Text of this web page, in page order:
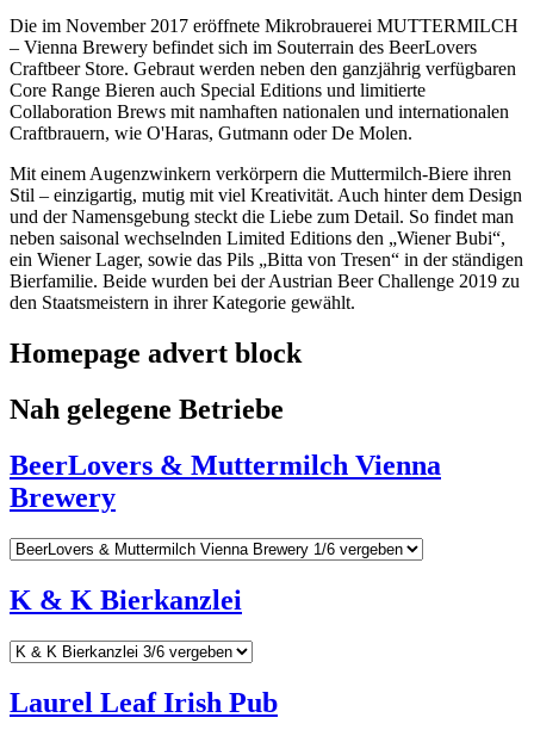
Die im November 2017 eröffnete Mikrobrauerei MUTTERMILCH
– Vienna Brewery befindet sich im Souterrain des BeerLovers
Craftbeer Store. Gebraut werden neben den ganzjährig verfügbaren
Core Range Bieren auch Special Editions und limitierte
Collaboration Brews mit namhaften nationalen und internationalen
Craftbrauern, wie O'Haras, Gutmann oder De Molen.
Mit einem Augenzwinkern verkörpern die Muttermilch-Biere ihren
Stil – einzigartig, mutig mit viel Kreativität. Auch hinter dem Design
und der Namensgebung steckt die Liebe zum Detail. So findet man
neben saisonal wechselnden Limited Editions den „Wiener Bubi“,
ein Wiener Lager, sowie das Pils „Bitta von Tresen“ in der ständigen
Bierfamilie. Beide wurden bei der Austrian Beer Challenge 2019 zu
den Staatsmeistern in ihrer Kategorie gewählt.
Homepage advert block
Nah gelegene Betriebe
BeerLovers & Muttermilch Vienna
Brewery
K & K Bierkanzlei
Laurel Leaf Irish Pub